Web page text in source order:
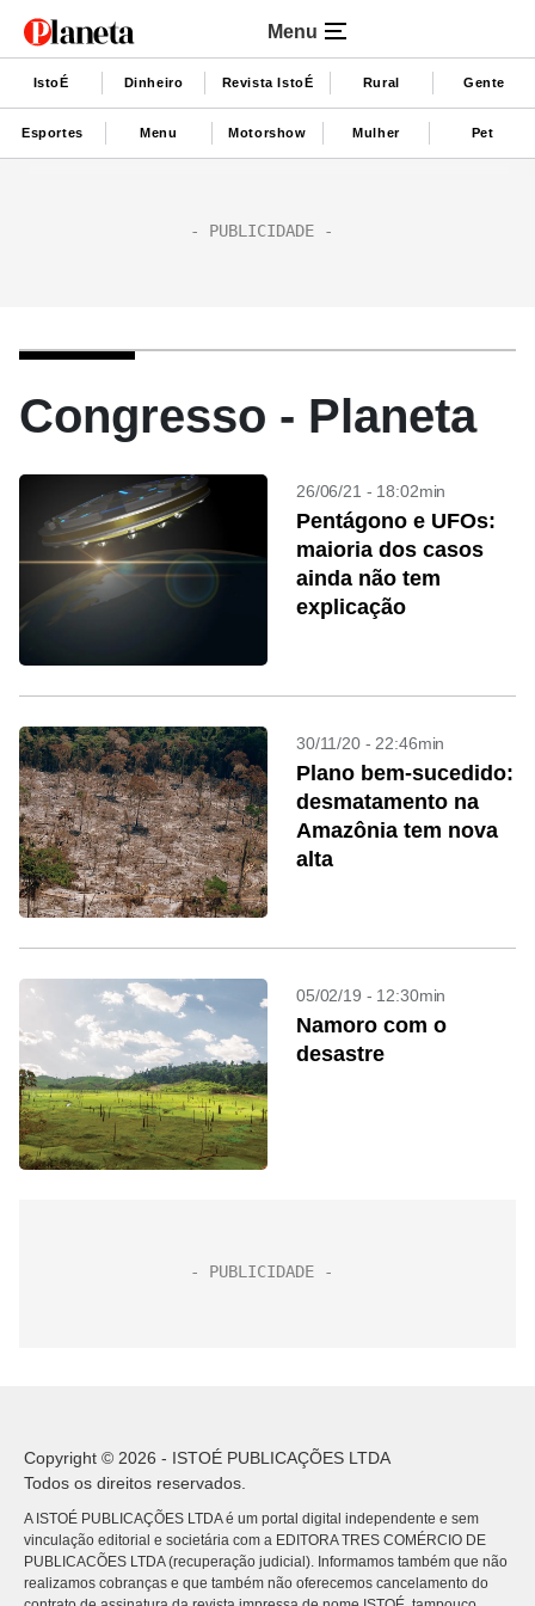
Menu
IstoÉ Dinheiro Revista IstoÉ Rural Gente
Esportes Menu Motorshow Mulher Pet
Congresso - Planeta
26/06/21 - 18:02min
Pentágono e UFOs:
maioria dos casos
ainda não tem
explicação
30/11/20 - 22:46min
Plano bem-sucedido:
desmatamento na
Amazônia tem nova
alta
05/02/19 - 12:30min
Namoro com o
desastre
Copyright © 2026 - ISTOÉ PUBLICAÇÕES LTDA
Todos os direitos reservados.
A ISTOÉ PUBLICAÇÕES LTDA é um portal digital independente e sem
vinculação editorial e societária com a EDITORA TRES COMÉRCIO DE
PUBLICACÕES LTDA (recuperação judicial). Informamos também que não
realizamos cobranças e que também não oferecemos cancelamento do